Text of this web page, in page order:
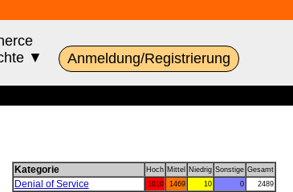
▼
Anmeldung/Registrierung
Kategorie Hoch Mittel Niedrig Sonstige Gesamt
Denial of Service 1010 1469 10 0 2489